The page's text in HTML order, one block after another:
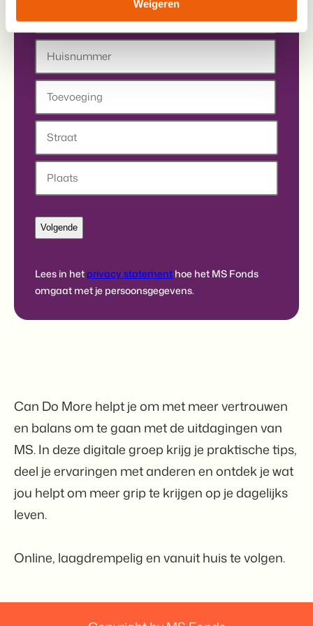
Weigeren
Postcode
Huisnummer
Toevoeging
Straat
Lees in het privacy statement hoe het MS Fonds
omgaat met je persoonsgegevens.
Can Do More helpt je om met meer vertrouwen
en balans om te gaan met de uitdagingen van
MS. In deze digitale groep krijg je praktische tips,
deel je ervaringen met anderen en ontdek je wat
jou helpt om meer grip te krijgen op je dagelijks
leven.
Online, laagdrempelig en vanuit huis te volgen.